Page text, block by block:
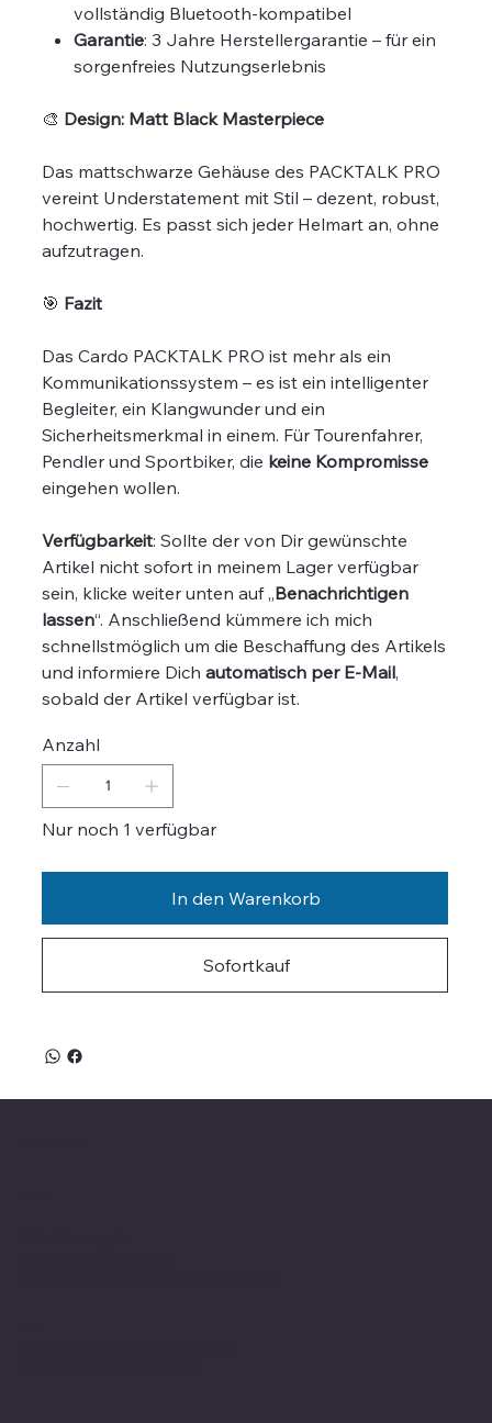
vollständig Bluetooth-kompatibel
Garantie: 3 Jahre Herstellergarantie – für ein
sorgenfreies Nutzungserlebnis
🎨 Design: Matt Black Masterpiece
Das mattschwarze Gehäuse des PACKTALK PRO
vereint Understatement mit Stil – dezent, robust,
hochwertig. Es passt sich jeder Helmart an, ohne
aufzutragen.
🎯 Fazit
Das Cardo PACKTALK PRO ist mehr als ein
Kommunikationssystem – es ist ein intelligenter
Begleiter, ein Klangwunder und ein
Sicherheitsmerkmal in einem. Für Tourenfahrer,
Pendler und Sportbiker, die keine Kompromisse
eingehen wollen.
Verfügbarkeit: Sollte der von Dir gewünschte
Artikel nicht sofort in meinem Lager verfügbar
sein, klicke weiter unten auf „Benachrichtigen
lassen“. Anschließend kümmere ich mich
schnellstmöglich um die Beschaffung des Artikels
und informiere Dichautomatisch per E-Mail,
sobald der Artikel verfügbar ist.
Anzahl
Nur noch 1 verfügbar
In den Warenkorb
Sofortkauf